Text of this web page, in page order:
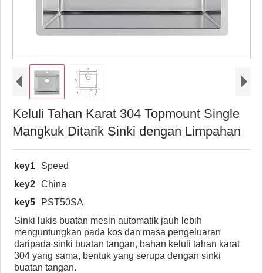
Keluli Tahan Karat 304 Topmount Single
Mangkuk Ditarik Sinki dengan Limpahan
key1
Speed
key2 China
key5
PST50SA
Sinki lukis buatan mesin automatik jauh lebih
menguntungkan pada kos dan masa pengeluaran
daripada sinki buatan tangan, bahan keluli tahan karat
304 yang sama, bentuk yang serupa dengan sinki
buatan tangan.